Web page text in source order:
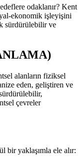
odaklanır? Kent
ekonomik işleyişini
sürdürülebilir ve
alanların fiziksel
eden, geliştiren ve
çevreler
bir yaklaşımla ele alır: